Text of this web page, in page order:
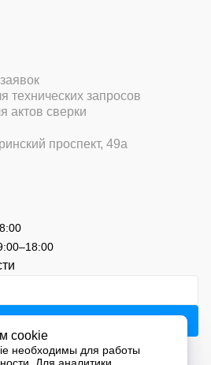
технических запросов
актов сверки
проспект, 49а
–18:00
вы соглашаетесь с
данных
cookie
необходимы для работы